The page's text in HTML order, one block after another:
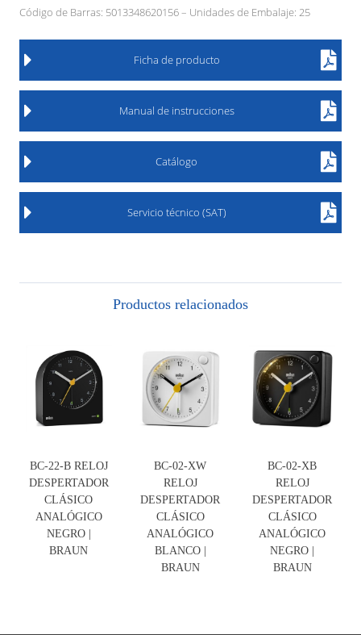
Código de Barras: 5013348620156 – Unidades de Embalaje: 25
Ficha de producto
Manual de instrucciones
Catálogo
Servicio técnico (SAT)
Productos relacionados
BC-22-B RELOJ
DESPERTADOR
CLÁSICO
ANALÓGICO
NEGRO |
BRAUN
BC-02-XW
RELOJ
DESPERTADOR
CLÁSICO
ANALÓGICO
BLANCO |
BRAUN
BC-02-XB
RELOJ
DESPERTADOR
CLÁSICO
ANALÓGICO
NEGRO |
BRAUN